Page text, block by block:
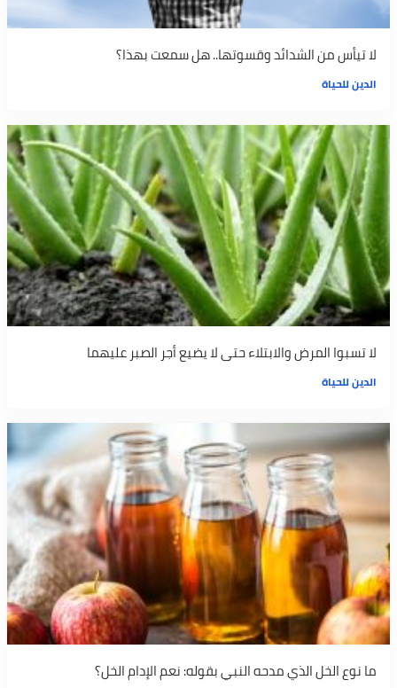
لا تيأس من الشدائد وقسوتها.. هل سمعت بهذا؟
الدين للحياة
لا تسبوا المرض والابتلاء حتى لا يضيع أجر الصبر عليهما
الدين للحياة
ما نوع الخل الذي مدحه النبي بقوله: نعم الإدام الخل؟